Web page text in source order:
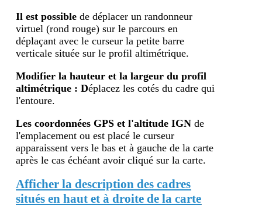
Il est possible de déplacer un randonneur
virtuel (rond rouge) sur le parcours en
déplaçant avec le curseur la petite barre
verticale située sur le profil altimétrique.
Modifier la hauteur et la largeur du profil
altimétrique : Déplacez les cotés du cadre qui
l'entoure.
Les coordonnées GPS et l'altitude IGN de
l'emplacement ou est placé le curseur
apparaissent vers le bas et à gauche de la carte
après le cas échéant avoir cliqué sur la carte.
Afficher la description des cadres
situés en haut et à droite de la carte